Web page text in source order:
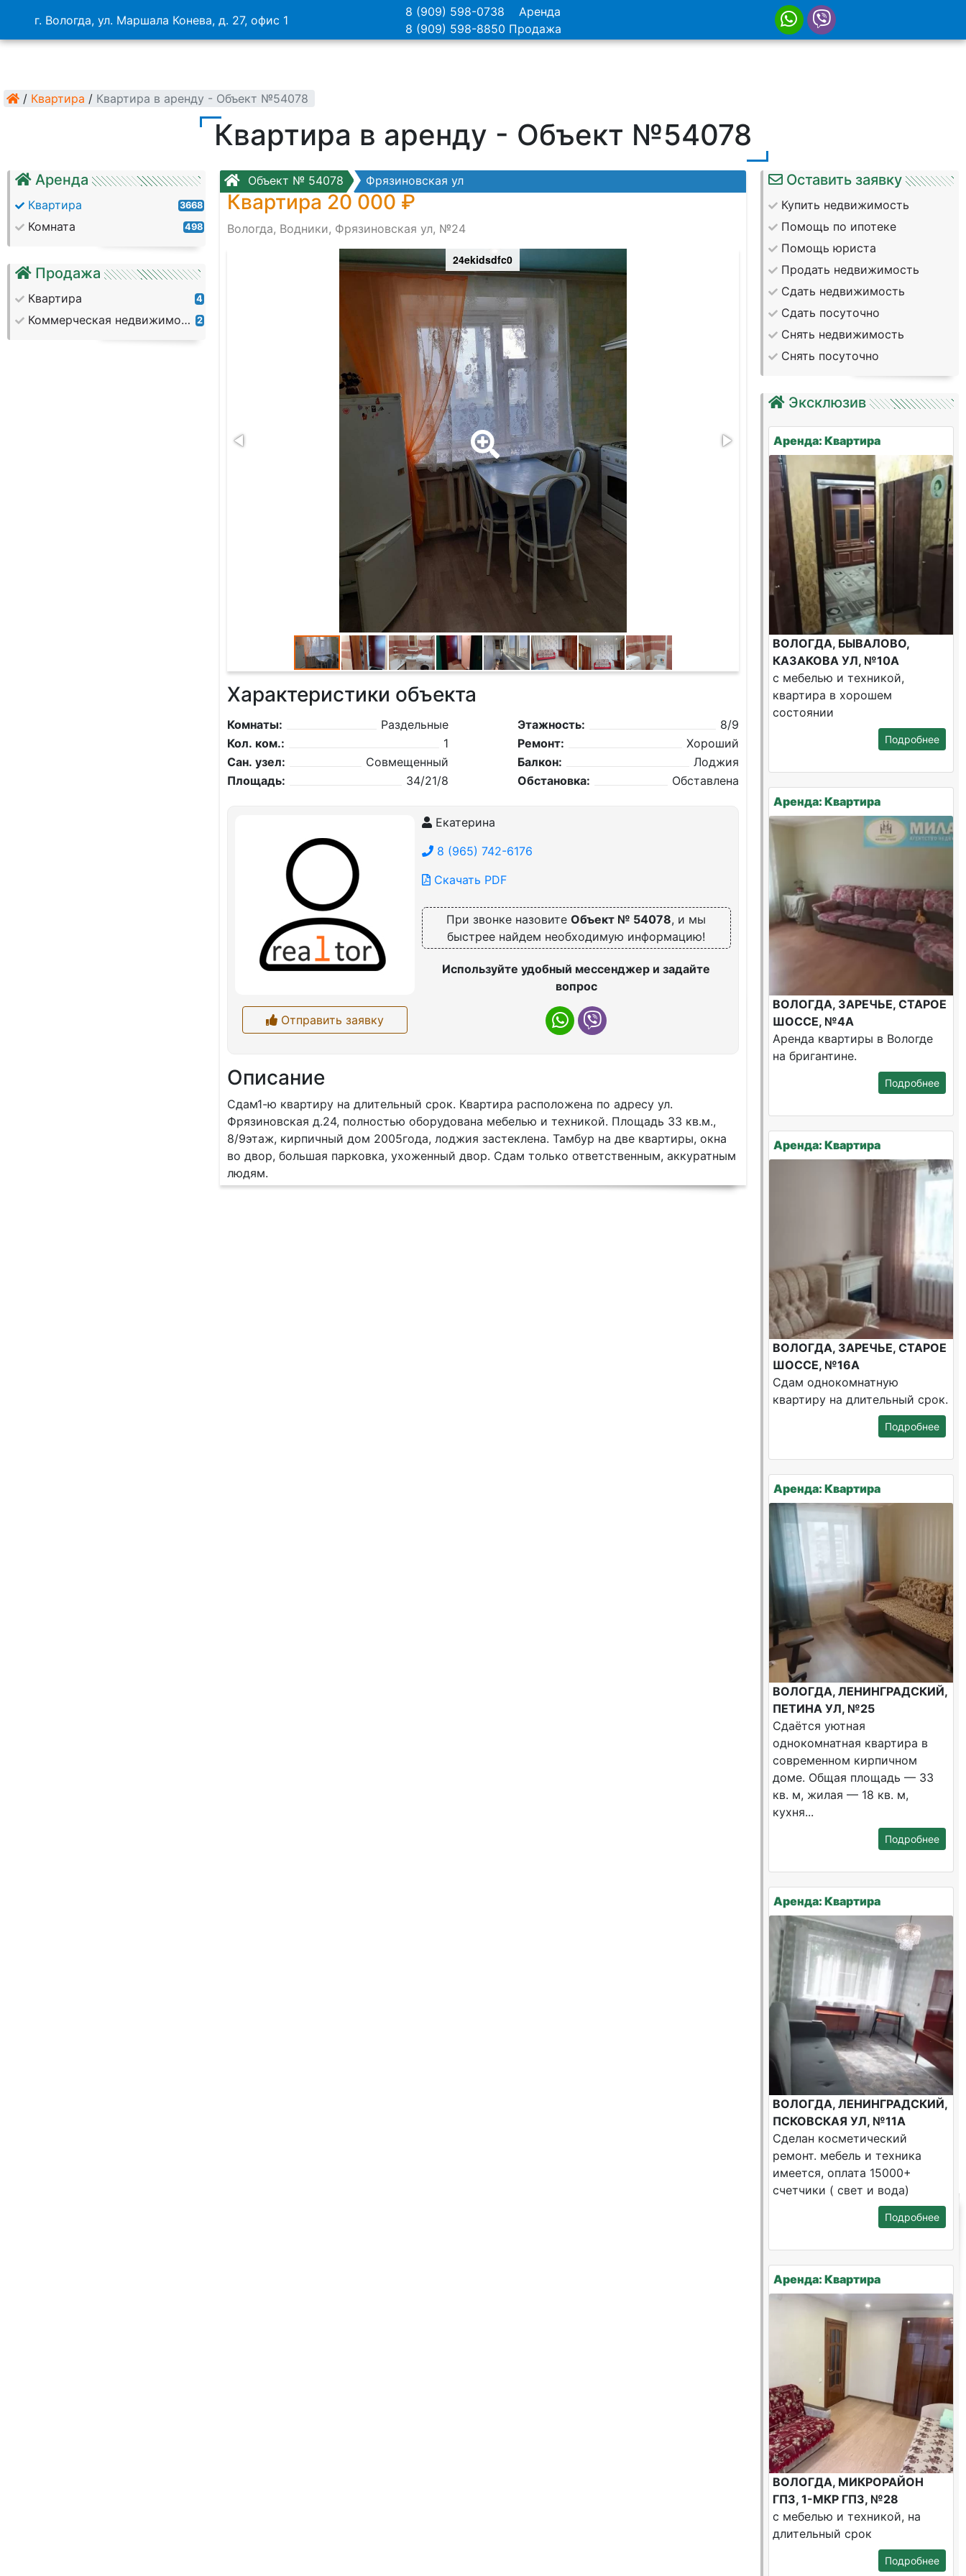
г. Вологда, ул. Маршала Конева, д. 27, офис 1
8 (909) 598-0738 Аренда
8 (909) 598-8850 Продажа
/ Квартира / Квартира в аренду - Объект №54078
Квартира в аренду - Объект №54078
Аренда
Квартира 3668
Комната 498
Продажа
Квартира 4
Коммерческая недвижимость 2
Объект № 54078 Фрязиновская ул
Квартира 20 000 ₽
Вологда, Водники, Фрязиновская ул, №24
24ekidsdfc0
Характеристики объекта
Комнаты:
Раздельные
Кол. ком.:
1
Сан. узел:
Совмещенный
Площадь:
34/21/8
Этажность:
8/9
Ремонт:
Хороший
Балкон:
Лоджия
Обстановка:
Обставлена
Отправить заявку
Екатерина
8 (965) 742-6176
Скачать PDF
При звонке назовитеОбъект № 54078, и мы
быстрее найдем необходимую информацию!
Используйте удобный мессенджер и задайте
вопрос
Описание
Сдам1-ю квартиру на длительный срок. Квартира расположена по адресу ул.
Фрязиновская д.24, полностью оборудована мебелью и техникой. Площадь 33 кв.м.,
8/9этаж, кирпичный дом 2005года, лоджия застеклена. Тамбур на две квартиры, окна
во двор, большая парковка, ухоженный двор. Сдам только ответственным, аккуратным
людям.
Оставить заявку
Купить недвижимость
Помощь по ипотеке
Помощь юриста
Продать недвижимость
Сдать недвижимость
Сдать посуточно
Снять недвижимость
Снять посуточно
Эксклюзив
Аренда: Квартира
ВОЛОГДА, БЫВАЛОВО,
КАЗАКОВА УЛ, №10А
с мебелью и техникой,
квартира в хорошем
состоянии
Подробнее
Аренда: Квартира
ВОЛОГДА, ЗАРЕЧЬЕ, СТАРОЕ
ШОССЕ, №4А
Аренда квартиры в Вологде
на бригантине.
Подробнее
Аренда: Квартира
ВОЛОГДА, ЗАРЕЧЬЕ, СТАРОЕ
ШОССЕ, №16А
Сдам однокомнатную
квартиру на длительный срок.
Подробнее
Аренда: Квартира
ВОЛОГДА, ЛЕНИНГРАДСКИЙ,
ПЕТИНА УЛ, №25
Сдаётся уютная
однокомнатная квартира в
современном кирпичном
доме. Общая площадь — 33
кв. м, жилая — 18 кв. м,
кухня...
Подробнее
Аренда: Квартира
ВОЛОГДА, ЛЕНИНГРАДСКИЙ,
ПСКОВСКАЯ УЛ, №11А
Сделан косметический
ремонт. мебель и техника
имеется, оплата 15000+
счетчики ( свет и вода)
Подробнее
Аренда: Квартира
ВОЛОГДА, МИКРОРАЙОН
ГПЗ, 1-МКР ГПЗ, №28
с мебелью и техникой, на
длительный срок
Подробнее